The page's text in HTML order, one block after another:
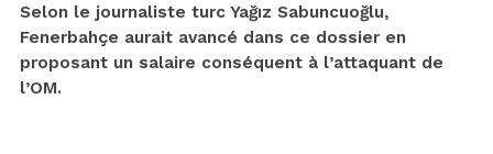
Selon le journaliste turc Yağız Sabuncuoğlu,
Fenerbahçe aurait avancé dans ce dossier en
proposant un salaire conséquent à l’attaquant de
l’OM.